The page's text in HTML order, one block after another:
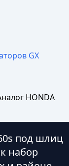
GX
HONDA
под шлиц
набор